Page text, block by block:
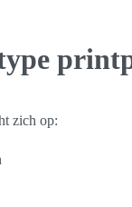
zich op: